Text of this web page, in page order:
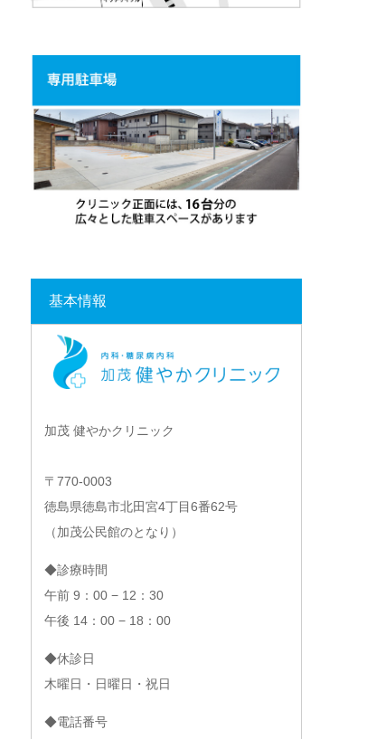
基本情報
加茂 健やかクリニック
〒770-0003
徳島県徳島市北田宮4丁目6番62号
（加茂公民館のとなり）
◆診療時間
午前 9：00 − 12：30
午後 14：00 − 18：00
◆休診日
木曜日・日曜日・祝日
◆電話番号